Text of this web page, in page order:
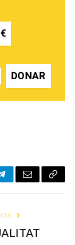
DONAR
TelegramEmail Copy